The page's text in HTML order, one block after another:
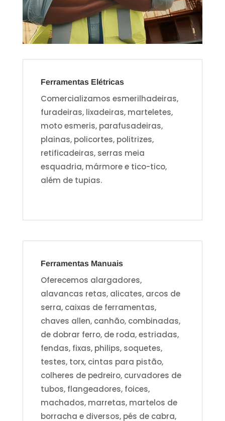
Ferramentas Elétricas
Comercializamos esmerilhadeiras,
furadeiras, lixadeiras, marteletes,
moto esmeris, parafusadeiras,
plainas, policortes, politrizes,
retificadeiras, serras meia
esquadria, mármore e tico-tico,
além de tupias.
Ferramentas Manuais
Oferecemos alargadores,
alavancas retas, alicates, arcos de
serra, caixas de ferramentas,
chaves allen, canhão, combinadas,
de dobrar ferro, de roda, estriadas,
fendas, fixas, philips, soquetes,
testes, torx, cintas para pistão,
colheres de pedreiro, curvadores de
tubos, flangeadores, foices,
machados, marretas, martelos de
borracha e diversos, pés de cabra,